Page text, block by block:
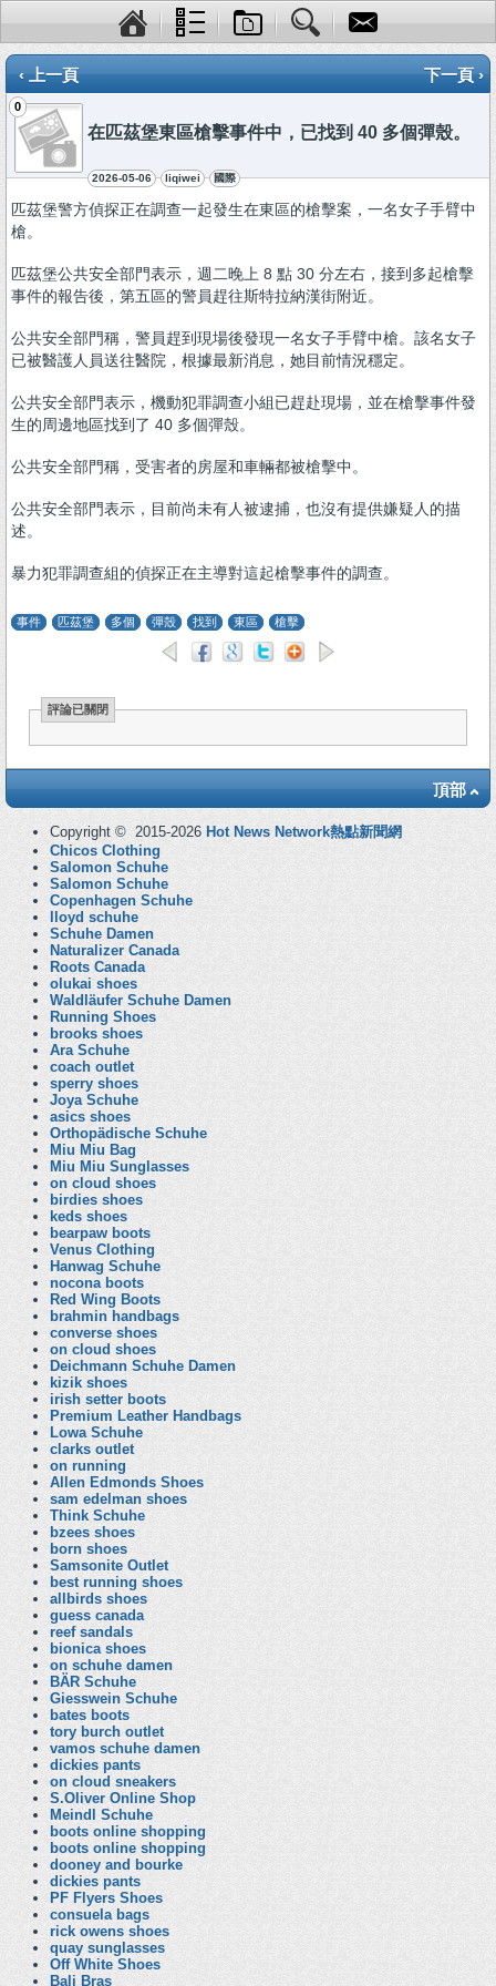
‹ 上一頁 下一頁 ›
0
在匹茲堡東區槍擊事件中，已找到 40 多個彈殼。
2026-05-06 liqiwei 國際
匹茲堡警方偵探正在調查一起發生在東區的槍擊案，一名女子手臂中
槍。
匹茲堡公共安全部門表示，週二晚上 8 點 30 分左右，接到多起槍擊
事件的報告後，第五區的警員趕往斯特拉納漢街附近。
公共安全部門稱，警員趕到現場後發現一名女子手臂中槍。該名女子
已被醫護人員送往醫院，根據最新消息，她目前情況穩定。
公共安全部門表示，機動犯罪調查小組已趕赴現場，並在槍擊事件發
生的周邊地區找到了 40 多個彈殼。
公共安全部門稱，受害者的房屋和車輛都被槍擊中。
公共安全部門表示，目前尚未有人被逮捕，也沒有提供嫌疑人的描
述。
暴力犯罪調查組的偵探正在主導對這起槍擊事件的調查。
事件 匹茲堡 多個 彈殼 找到 東區 槍擊
評論已關閉
頂部
Copyright © 2015-2026 Hot News Network熱點新聞網
Chicos Clothing
Salomon Schuhe
Salomon Schuhe
Copenhagen Schuhe
lloyd schuhe
Schuhe Damen
Naturalizer Canada
Roots Canada
olukai shoes
Waldläufer Schuhe Damen
Running Shoes
brooks shoes
Ara Schuhe
coach outlet
sperry shoes
Joya Schuhe
asics shoes
Orthopädische Schuhe
Miu Miu Bag
Miu Miu Sunglasses
on cloud shoes
birdies shoes
keds shoes
bearpaw boots
Venus Clothing
Hanwag Schuhe
nocona boots
Red Wing Boots
brahmin handbags
converse shoes
on cloud shoes
Deichmann Schuhe Damen
kizik shoes
irish setter boots
Premium Leather Handbags
Lowa Schuhe
clarks outlet
on running
Allen Edmonds Shoes
sam edelman shoes
Think Schuhe
bzees shoes
born shoes
Samsonite Outlet
best running shoes
allbirds shoes
guess canada
reef sandals
bionica shoes
on schuhe damen
BÄR Schuhe
Giesswein Schuhe
bates boots
tory burch outlet
vamos schuhe damen
dickies pants
on cloud sneakers
S.Oliver Online Shop
Meindl Schuhe
boots online shopping
boots online shopping
dooney and bourke
dickies pants
PF Flyers Shoes
consuela bags
rick owens shoes
quay sunglasses
Off White Shoes
Bali Bras